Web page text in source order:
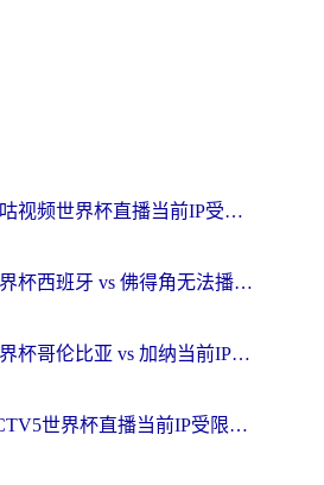
在海外看咪咕视频世界杯直播当前IP受限制？这篇指南帮你搞定所有体育赛事观看难题
在国外看世界杯西班牙 vs 佛得角无法播放？这篇指南帮你解锁所有中文体育直播
在海外看世界杯哥伦比亚 vs 加纳当前IP受限制？这篇指南帮你流畅看中文解说赛事
在越南看CCTV5世界杯直播当前IP受限制？海外党体育观赛终极指南来了